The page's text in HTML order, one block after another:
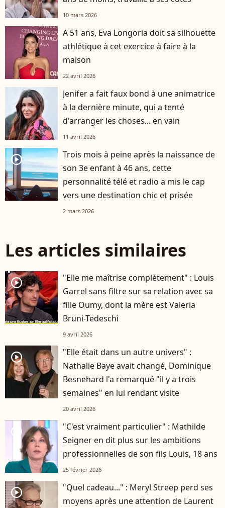
10 mars 2026
A 51 ans, Eva Longoria doit sa silhouette
athlétique à cet exercice à faire à la
maison
22 avril 2026
Jenifer a fait faux bond à une animatrice
à la dernière minute, qui a tenté
d'arranger les choses... en vain
11 avril 2026
player2
Trois mois à peine après la naissance de
son 3e enfant à 46 ans, cette
personnalité télé et radio a mis le cap
vers une destination chic et prisée
2 mars 2026
Les articles similaires
player2
"Elle me maîtrise complètement" : Louis
Garrel sans filtre sur sa relation avec sa
fille Oumy, dont la mère est Valeria
Bruni-Tedeschi
9 avril 2026
player2
"Elle était dans un autre univers" :
Nathalie Baye avait changé, Dominique
Besnehard l'a remarqué "il y a trois
semaines" en lui rendant visite
20 avril 2026
player2
"C'est vraiment particulier" : Mathilde
Seigner en dit plus sur les ambitions
professionnelles de son fils Louis, 18 ans
25 février 2026
player2
"Quel cadeau..." : Meryl Streep perd ses
moyens après une attention de Laurent